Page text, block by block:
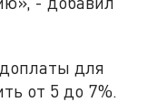
для
от 5 до 7%.